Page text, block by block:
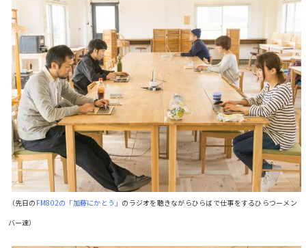
（先日の FM802の「加藤にかとう」 のラジオを聴きながらひらばで仕事をするひらつーメン
バー達）